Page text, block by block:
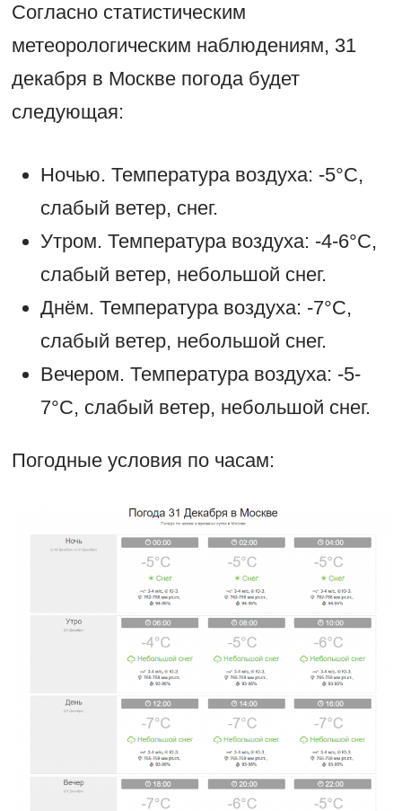
Согласно статистическим
метеорологическим наблюдениям, 31
декабря в Москве погода будет
следующая:
Ночью. Температура воздуха: -5°С,
слабый ветер, снег.
Утром. Температура воздуха: -4-6°С,
слабый ветер, небольшой снег.
Днём. Температура воздуха: -7°С,
слабый ветер, небольшой снег.
Вечером. Температура воздуха: -5-
7°С, слабый ветер, небольшой снег.
Погодные условия по часам: